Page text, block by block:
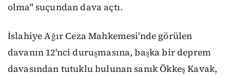
olma" suçundan dava açtı.
İslahiye Ağır Ceza Mahkemesi'nde görülen
davanın 12'nci duruşmasına, başka bir deprem
davasından tutuklu bulunan sanık Ökkeş Kavak,